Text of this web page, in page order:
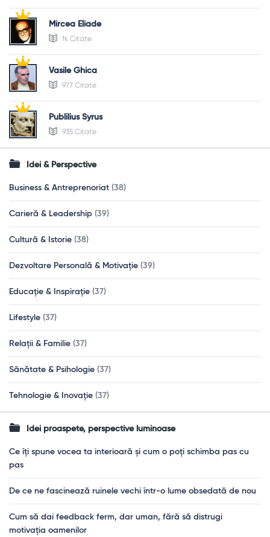
Mircea Eliade
1k Citate
Vasile Ghica
977 Citate
Publilius Syrus
935 Citate
Idei & Perspective
Business & Antreprenoriat (38)
Carieră & Leadership (39)
Cultură & Istorie (38)
Dezvoltare Personală & Motivație (39)
Educație & Inspirație (37)
Lifestyle (37)
Relații & Familie (37)
Sănătate & Psihologie (37)
Tehnologie & Inovație (37)
Idei proaspete, perspective luminoase
Ce îți spune vocea ta interioară și cum o poți schimba pas cu
pas
De ce ne fascinează ruinele vechi într-o lume obsedată de nou
Cum să dai feedback ferm, dar uman, fără să distrugi
motivația oamenilor